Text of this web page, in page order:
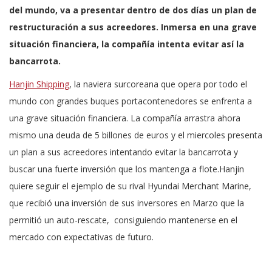
del mundo, va a presentar dentro de dos días un plan de
restructuración a sus acreedores. Inmersa en una grave
situación financiera, la compañía intenta evitar así la
bancarrota.
Hanjin Shipping, la naviera surcoreana que opera por todo el
mundo con grandes buques portacontenedores se enfrenta a
una grave situación financiera. La compañía arrastra ahora
mismo una deuda de 5 billones de euros y el miercoles presenta
un plan a sus acreedores intentando evitar la bancarrota y
buscar una fuerte inversión que los mantenga a flote.Hanjin
quiere seguir el ejemplo de su rival Hyundai Merchant Marine,
que recibió una inversión de sus inversores en Marzo que la
permitió un auto-rescate, consiguiendo mantenerse en el
mercado con expectativas de futuro.